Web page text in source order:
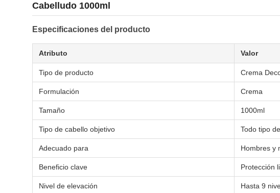
Cabelludo 1000ml
Especificaciones del producto
Atributo Valor
Tipo de producto Crema
Formulación Crema
Tamaño 1000ml
Tipo de cabello objetivo Todo tipo
Adecuado para Hombres y
Beneficio clave Protección
Nivel de elevación Hasta 9